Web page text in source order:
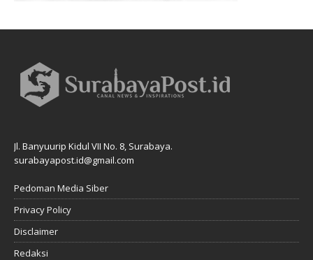
Jl. Banyuurip Kidul VII No. 8, Surabaya.
surabayapost.id@gmail.com
Pedoman Media Siber
Privacy Policy
Disclaimer
Redaksi